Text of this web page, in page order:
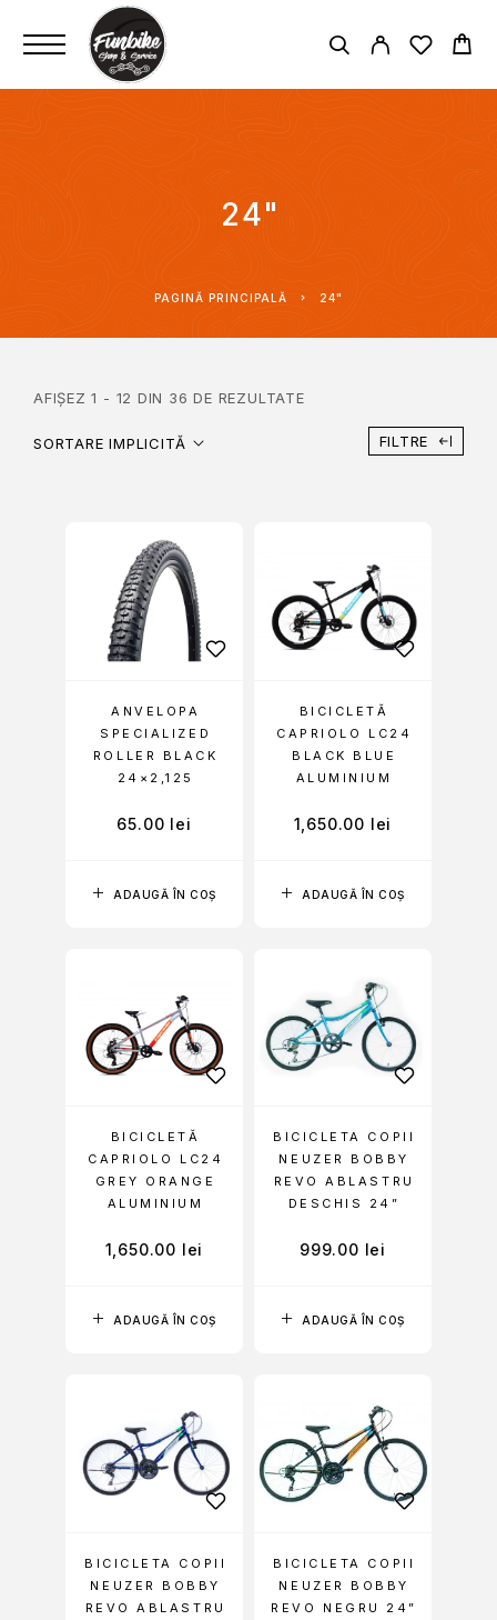
24"
PAGINĂ PRINCIPALĂ 24"
AFIȘEZ 1 - 12 DIN 36 DE REZULTATE
SORTARE IMPLICITĂ FILTRE
ADAUGĂ ÎN COȘ
ANVELOPA
SPECIALIZED
ROLLER BLACK
24×2,125
65.00 lei
ADAUGĂ ÎN COȘ
BICICLETĂ
CAPRIOLO LC24
BLACK BLUE
ALUMINIUM
1,650.00 lei
ADAUGĂ ÎN COȘ
BICICLETĂ
CAPRIOLO LC24
GREY ORANGE
ALUMINIUM
1,650.00 lei
ADAUGĂ ÎN COȘ
BICICLETA COPII
NEUZER BOBBY
REVO ABLASTRU
DESCHIS 24”
999.00 lei
BICICLETA COPII
NEUZER BOBBY
REVO ABLASTRU
BICICLETA COPII
NEUZER BOBBY
REVO NEGRU 24”